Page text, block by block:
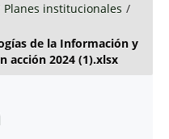
Planes institucionales /
de la Información y
acción 2024 (1).xlsx